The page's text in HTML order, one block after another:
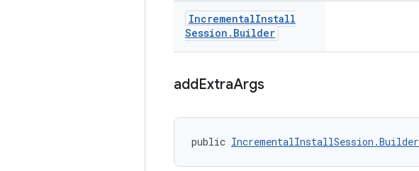
IncrementalInstall
Session . Builder
addExtraArgs
public IncrementalInstallSession.Builder